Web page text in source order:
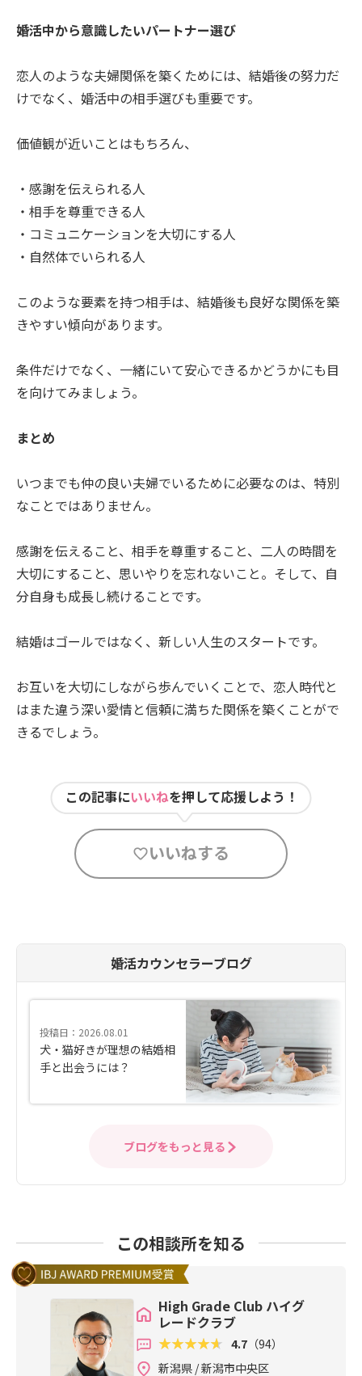
婚活中から意識したいパートナー選び
恋人のような夫婦関係を築くためには、結婚後の努力だ
けでなく、婚活中の相手選びも重要です。
価値観が近いことはもちろん、
・感謝を伝えられる人
・相手を尊重できる人
・コミュニケーションを大切にする人
・自然体でいられる人
このような要素を持つ相手は、結婚後も良好な関係を築
きやすい傾向があります。
条件だけでなく、一緒にいて安心できるかどうかにも目
を向けてみましょう。
まとめ
いつまでも仲の良い夫婦でいるために必要なのは、特別
なことではありません。
感謝を伝えること、相手を尊重すること、二人の時間を
大切にすること、思いやりを忘れないこと。そして、自
分自身も成長し続けることです。
結婚はゴールではなく、新しい人生のスタートです。
お互いを大切にしながら歩んでいくことで、恋人時代と
はまた違う深い愛情と信頼に満ちた関係を築くことがで
きるでしょう。
この記事にいいねを押して応援しよう！
いいねする
婚活カウンセラーブログ
投稿日：2026.08.01
犬・猫好きが理想の結婚相
手と出会うには？
ブログをもっと見る
この相談所を知る
High Grade Club ハイグ
レードクラブ
4.7 （94）
新潟県 / 新潟市中央区